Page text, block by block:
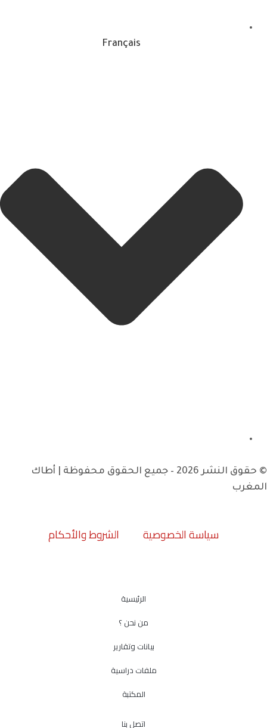
Français
© حقوق النشر 2026 – جميع الحقوق محفوظة | أطاك
المغرب
سياسة الخصوصية الشروط والأحكام
الرئيسية
من نحن ؟
بيانات وتقارير
ملفات دراسية
المكتبة
اتصل بنا